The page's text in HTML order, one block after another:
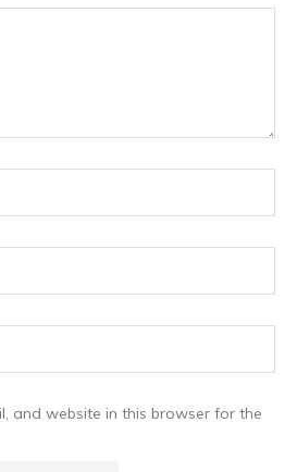
and website in this browser for the